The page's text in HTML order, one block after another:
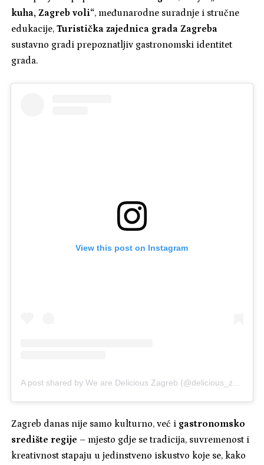
kuha, Zagreb voli“, međunarodne suradnje i stručne
edukacije,Turistička zajednica grada Zagreba
sustavno gradi prepoznatljiv gastronomski identitet
grada.
View this post on Instagram
Zagreb danas nije samo kulturno, već i gastronomsko
središte regije – mjesto gdje se tradicija, suvremenost i
kreativnost stapaju u jedinstveno iskustvo koje se, kako